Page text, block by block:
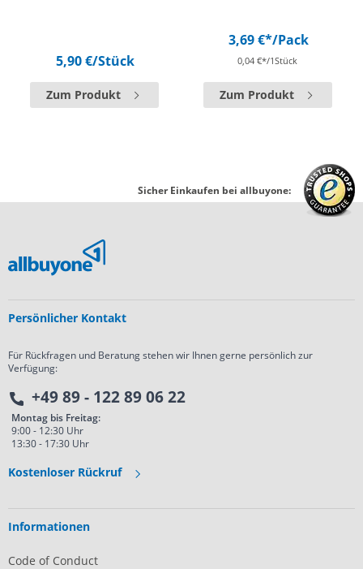
5,90 €/Stück
Zum Produkt
3,69 €*/Pack
0,04 €*/1Stück
Zum Produkt
Sicher Einkaufen bei allbuyone:
Persönlicher Kontakt
Für Rückfragen und Beratung stehen wir Ihnen gerne persönlich zur
Verfügung:
+49 89 - 122 89 06 22
Montag bis Freitag:
9:00 - 12:30 Uhr
13:30 - 17:30 Uhr
Kostenloser Rückruf
Informationen
Code of Conduct